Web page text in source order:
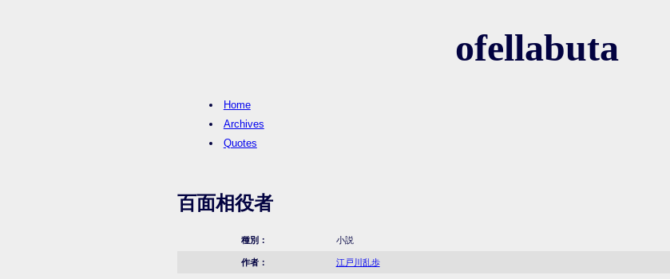
ofellabuta
Home
Archives
Quotes
百面相役者
種別： 小説
作者： 江戸川乱歩